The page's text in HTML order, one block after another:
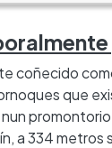
coñecido
que
a 334 metros